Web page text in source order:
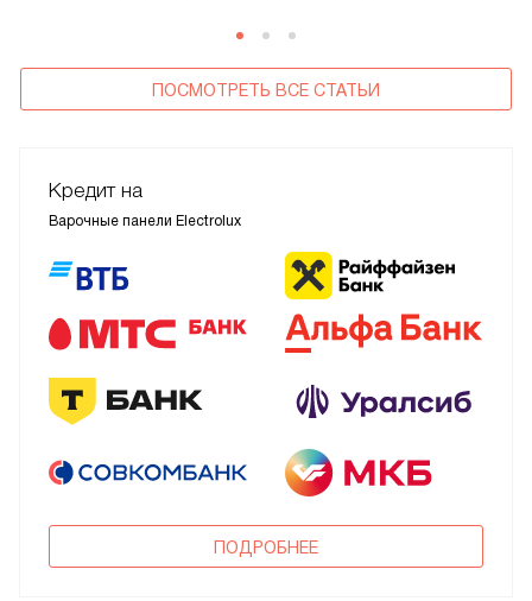
отображает мощность. Однако конфорка остается
холодной.
ПОСМОТРЕТЬ ВСЕ СТАТЬИ
Кредит на
Варочные панели Electrolux
ПОДРОБНЕЕ